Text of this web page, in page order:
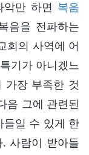
만 하면 복음
음을 전파하는
회의 사역에 어
기가 아니겠느
가장 부족한 것
음 그에 관련된
들일 수 있게 한
사람이 받아들